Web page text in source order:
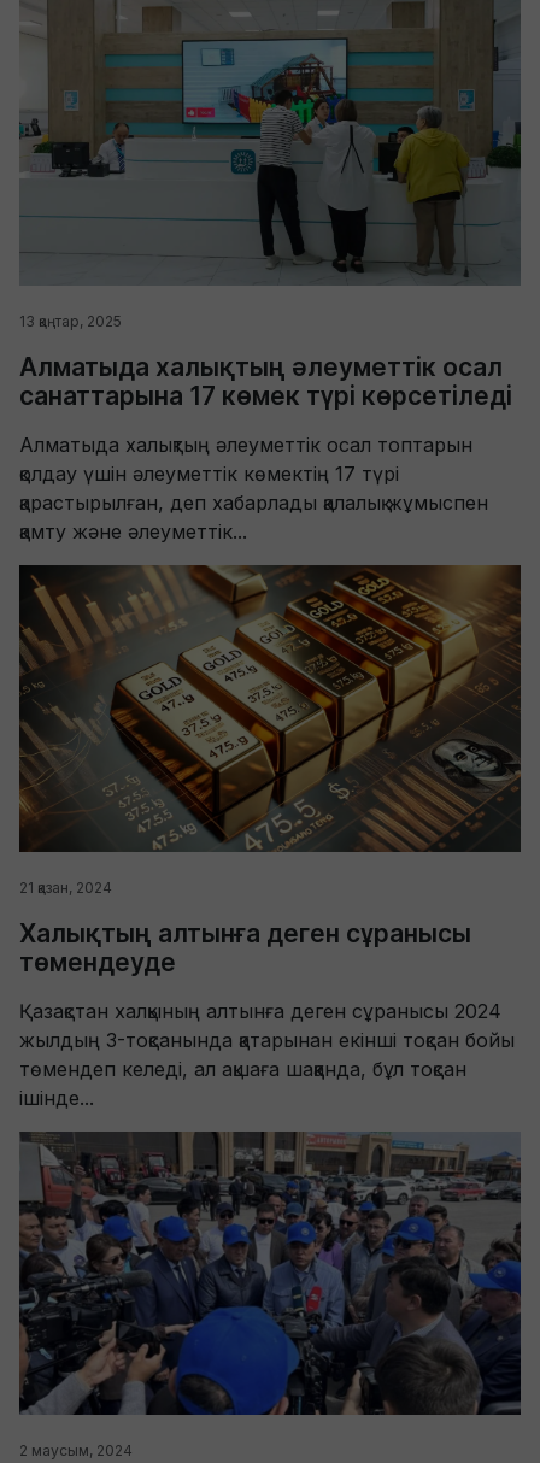
13 қаңтар, 2025
Алматыда халықтың әлеуметтік осал
санаттарына 17 көмек түрі көрсетіледі
Алматыда халықтың әлеуметтік осал топтарын
қолдау үшін әлеуметтік көмектің 17 түрі
қарастырылған, деп хабарлады қалалық жұмыспен
қамту және әлеуметтік...
21 қазан, 2024
Халықтың алтынға деген сұранысы
төмендеуде
Қазақстан халқының алтынға деген сұранысы 2024
жылдың 3-тоқсанында қатарынан екінші тоқсан бойы
төмендеп келеді, ал ақшаға шаққанда, бұл тоқсан
ішінде...
2 маусым, 2024